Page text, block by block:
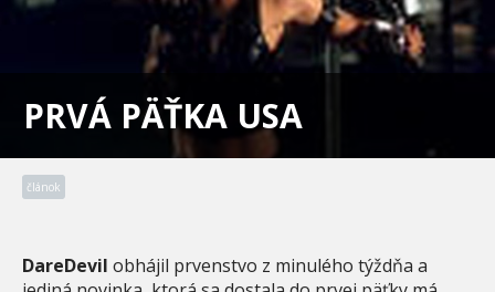
PRVÁ PÄŤKA USA
článok
DareDevil obhájil prvenstvo z minulého týždňa a